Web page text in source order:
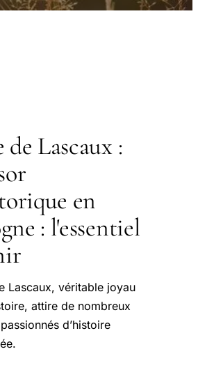
Lascaux :
en
: l'essentiel
Lascaux, véritable joyau
attire de nombreux
d’histoire